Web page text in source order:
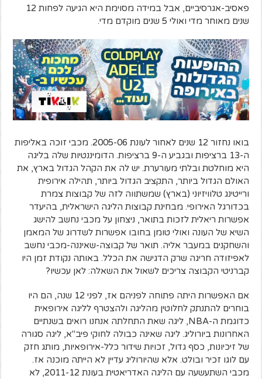
פאסיב-אגרסיביים, אבל במידה מסוימת היא הגיעה לפחות 12
שנים מאוחר מדי ואולי 5 שנים מוקדם מדי.
בואו נחזור 12 שנים לאחור לעונת 2005-06. מכבי זוכה באליפות
ה-13 ברציפות ובגביע ה-9 ברציפות. הדומיננטיות שלה בליגה
היא מוחלטת ובלתי מעורערת. יש לה את הקהל הגדול בארץ, את
האולם הגדול ביותר, התקציב הגדול ביותר, תהילה אירופית
ורייטינג טלוויזיוני (בארץ) שמשתווה לזה של קבוצות צמרת
בכדורגל האירופי. מבחינת קבוצות הליגה הישראלית, בהיעדר
אפשרות ריאלית לזכות בתואר, ניצחון על מכבי נחשב להישג
השיא של העונה ואולי טומן בחובו אפשרות לשדרוג של המאמן
והשחקנים במעבר אליה. תואר של קבוצה-שאיננה-מכבי נחשב
לאפיזודה חריגה שרק הדגישה את הכלל. באותה נקודת זמן היו
קברניטי הקבוצה צריכים לשאול את השאלה: לאן עכשיו?
אם האפשרות היתה פתוחה לפניהם אז, לפני 12 שנה, הם היו
בוחרים להתנתק לחלוטין מהליגה ולהצטרף לליגה אירופאית
כדוגמת ה-NBA, ליגה שאת התחלתה אנחנו רואים בשנתיים
האחרונות ביורוליג. ליגה שאינה כבולה לחוקי פיב"א, ליגה סגורה
של זיכיונות, כסף גדול, זכויות שידור כלל-אירופאיות, מותג חזק
עם לוגו זכיר ובולט. אלא שהיורוליג עדיין לא הייתה מוכנה אז.
מכבי השתעשעה עם הליגה האדריאטית בעונת 2011-12, לא